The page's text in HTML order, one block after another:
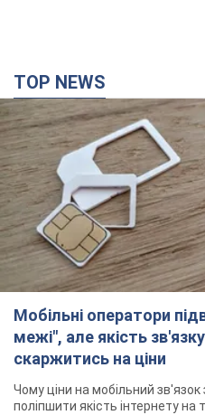
TOP NEWS
Мобільні оператори
межі", але якість
скаржитись на ціни
Чому ціни на мобільний зв'язок
поліпшити якість інтернету на